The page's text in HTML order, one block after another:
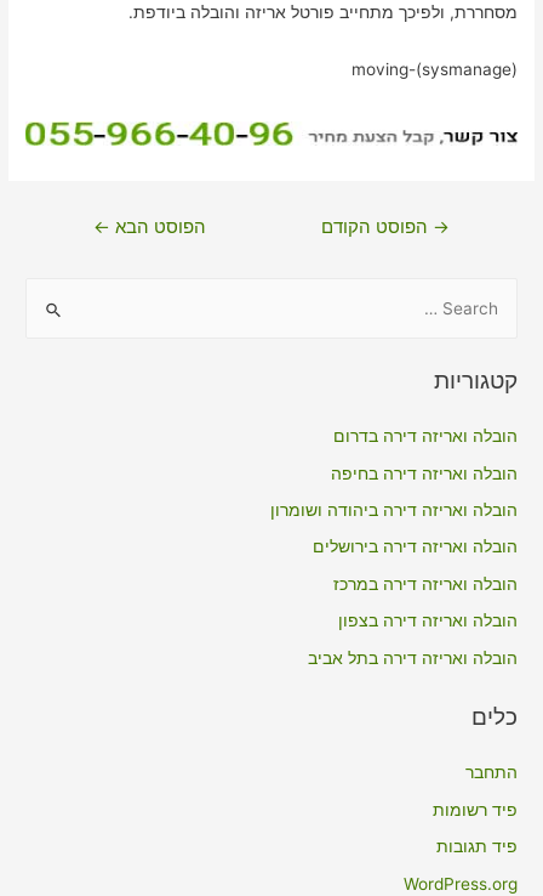
מסחררת, ולפיכך מתחייב פורטל אריזה והובלה ביודפת.
moving-(sysmanage)
ניווט→ הפוסט הקודם הפוסט הבא ←
r
o
r
:
קטגוריות
הובלה ואריזה דירה בדרום
הובלה ואריזה דירה בחיפה
הובלה ואריזה דירה ביהודה ושומרון
הובלה ואריזה דירה בירושלים
הובלה ואריזה דירה במרכז
הובלה ואריזה דירה בצפון
הובלה ואריזה דירה בתל אביב
כלים
התחבר
פיד רשומות
פיד תגובות
WordPress.org